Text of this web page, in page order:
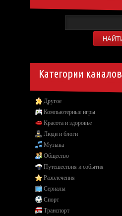
Категории каналов
Другое
Компьютерные игры
Красота и здоровье
Люди и блоги
Музыка
Общество
Путешествия и события
Развлечения
Сериалы
Спорт
Транспорт